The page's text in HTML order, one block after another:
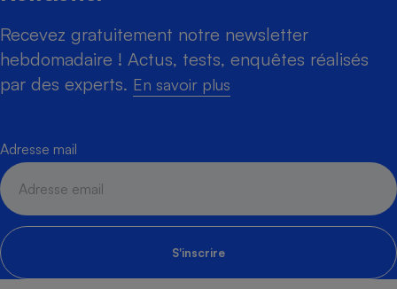
Recevez gratuitement notre newsletter
hebdomadaire ! Actus, tests, enquêtes réalisés
par des experts. En savoir plus
Adresse mail
S'inscrire